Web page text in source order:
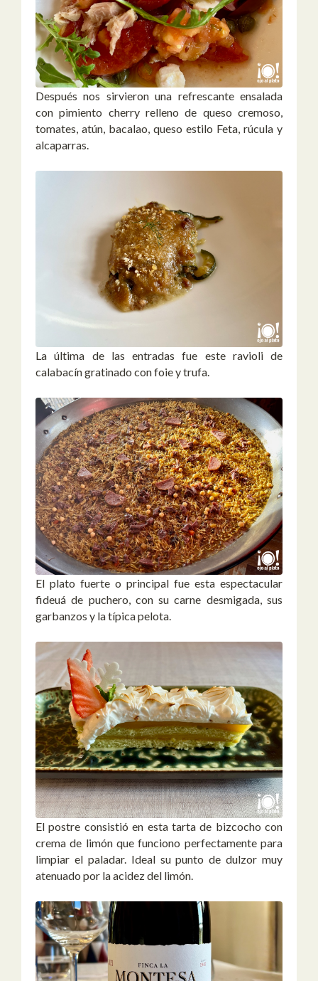
Después nos sirvieron una refrescante ensalada
con pimiento cherry relleno de queso cremoso,
tomates, atún, bacalao, queso estilo Feta, rúcula y
alcaparras.
La última de las entradas fue este ravioli de
calabacín gratinado con foie y trufa.
El plato fuerte o principal fue esta espectacular
fideuá de puchero, con su carne desmigada, sus
garbanzos y la típica pelota.
El postre consistió en esta tarta de bizcocho con
crema de limón que funciono perfectamente para
limpiar el paladar. Ideal su punto de dulzor muy
atenuado por la acidez del limón.